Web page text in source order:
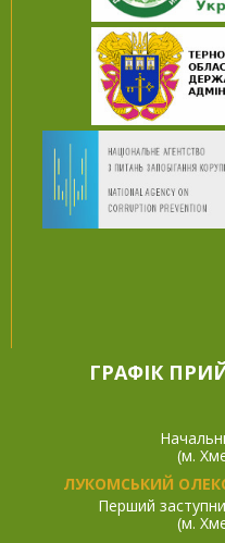
ГРАФІК
(м.
ЛУКОМСЬКИЙ
Перший
(м.